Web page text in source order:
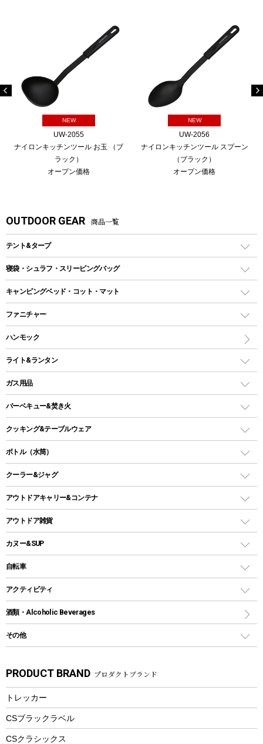
NEW
UW-2055
ナイロンキッチンツール お玉 （ブ
ラック）
オープン価格
NEW
UW-2056
ナイロンキッチンツール スプーン
（ブラック）
オープン価格
OUTDOOR GEAR 商品一覧
テント&タープ
テント
ツールームテント
ワンポールテント
シェルターテント
ロッジ型・オリジナルテント
タープ
スクエアタープ（レクタタープ）
メッシュタープ
自立式タープ
パラソル
テントアクセサリー
ペグ
グランドシート
ガイドロープ
ツール
寝袋・シュラフ・スリーピングバッグ
レクタングラー型（封筒型）シュラフ
インナーシュラフ
キャンピングベッド・コット・マット
キャンピングベッド・コット
インフレータブルマット
ファニチャー
アウトドアテーブル
レジャーシート
ハンモック
ライト&ランタン
LEDランタン
ガスランタン
オイルランタン
LEDライト
ヘッドライト
キャンドル
ガス用品
ガスバーナー
ガス缶
ガストーチ、ライター
バーベキュー&焚き火
バーベキューコンロ、グリル
焚き火台タイプ（ロースタイル）グリル
卓上タイプグリル
パーティータイプグリル
鉄板、アミ
焚き火台&ストーブ
火起こし
バーベキューツール
クッキング&テーブルウェア
ダッチオーブン
ホットサンドメーカー
クッカーセット
シェラカップ
クッキングツール
ナイフ
カトラリー
マグカップ、カップ
ステンレスボトル
フードボトル
ボトル（水筒）
ステンレスボトル
コップ付きタイプ
ワンタッチタイプ
プラスチックボトル
ディズニーボトル
クーラー&ジャグ
クーラーボックス
クーラーバッグ
ウォータージャグ
保冷剤
アウトドアキャリー&コンテナ
アウトドアキャリー
アウトドア雑貨
バックパック&バッグ
リュック、バックパック
トートバッグ、サコッシュ
ショッピングキャリー
その他アウトドア雑貨
スプレー関係
ツール、他
カヌー&SUP
インフレータブル
カヤック
パドル
ヘルメット
エアーポンプ
アクセサリー
自転車
折りたたみ自転車
スポーツサイクル
シティサイクル
自転車ウェア
アクティビティ
マリン
ラッシュガード
パラソル
フローティングベスト
ヘルメット
酒類・Alcoholic Beverages
その他
湯たんぽ
防災用品
PRODUCT BRAND プロダクトブランド
トレッカー
CSブラックラベル
CSクラシックス